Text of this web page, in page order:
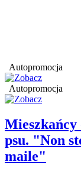
Autopromocja
Autopromocja
Mieszkańcy
psu. "Non
maile"